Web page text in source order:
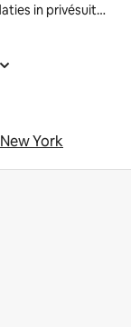
Accommodaties in privésuites
New York